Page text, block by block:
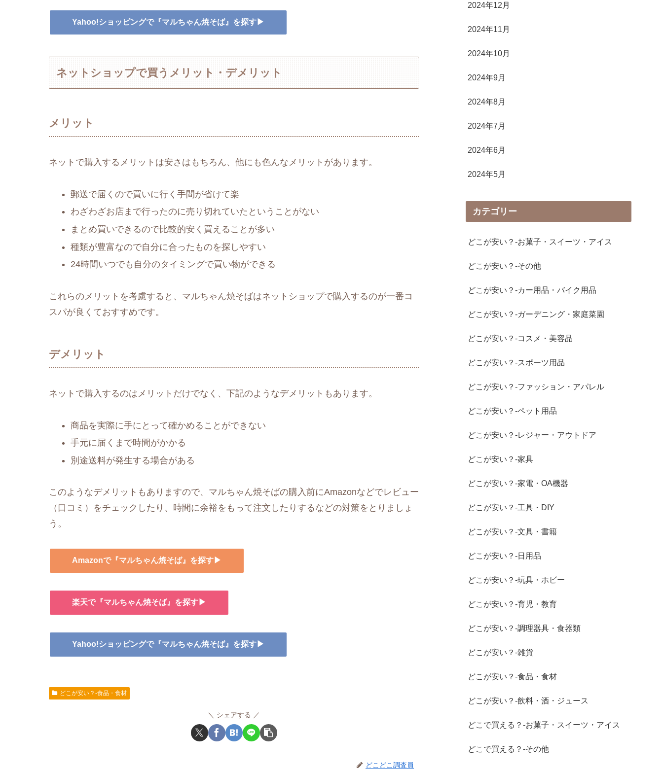
Yahoo!ショッピングで『マルちゃん焼そば』を探す▶
ネットショップで買うメリット・デメリット
メリット
ネットで購入するメリットは安さはもちろん、他にも色んなメリットがあります。
郵送で届くので買いに行く手間が省けて楽
わざわざお店まで行ったのに売り切れていたということがない
まとめ買いできるので比較的安く買えることが多い
種類が豊富なので自分に合ったものを探しやすい
24時間いつでも自分のタイミングで買い物ができる
これらのメリットを考慮すると、マルちゃん焼そばはネットショップで購入するのが一番コ
スパが良くておすすめです。
デメリット
ネットで購入するのはメリットだけでなく、下記のようなデメリットもあります。
商品を実際に手にとって確かめることができない
手元に届くまで時間がかかる
別途送料が発生する場合がある
このようなデメリットもありますので、マルちゃん焼そばの購入前にAmazonなどでレビュー
（口コミ）をチェックしたり、時間に余裕をもって注文したりするなどの対策をとりましょ
う。
Amazonで『マルちゃん焼そば』を探す▶
楽天で『マルちゃん焼そば』を探す▶
Yahoo!ショッピングで『マルちゃん焼そば』を探す▶
どこが安い？-食品・食材
シェアする
どこどこ調査員
2024年12月
2024年11月
2024年10月
2024年9月
2024年8月
2024年7月
2024年6月
2024年5月
カテゴリー
どこが安い？-お菓子・スイーツ・アイス
どこが安い？-その他
どこが安い？-カー用品・バイク用品
どこが安い？-ガーデニング・家庭菜園
どこが安い？-コスメ・美容品
どこが安い？-スポーツ用品
どこが安い？-ファッション・アパレル
どこが安い？-ペット用品
どこが安い？-レジャー・アウトドア
どこが安い？-家具
どこが安い？-家電・OA機器
どこが安い？-工具・DIY
どこが安い？-文具・書籍
どこが安い？-日用品
どこが安い？-玩具・ホビー
どこが安い？-育児・教育
どこが安い？-調理器具・食器類
どこが安い？-雑貨
どこが安い？-食品・食材
どこが安い？-飲料・酒・ジュース
どこで買える？-お菓子・スイーツ・アイス
どこで買える？-その他